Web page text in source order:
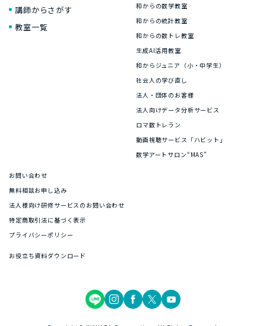
講師からさがす
教室一覧
和からの数学教室
和からの統計教室
和からの数トレ教室
生成AI活用教室
和からジュニア（小・中学生）
社会人の学び直し
法人・団体のお客様
法人向けデータ分析サービス
ロマ数トレラン
動画視聴サービス「ハビット」
数学アートサロン“MAS”
お問い合わせ
無料相談お申し込み
法人様向け研修サービスのお問い合わせ
特定商取引法に基づく表示
プライバシーポリシー
お役立ち資料ダウンロード